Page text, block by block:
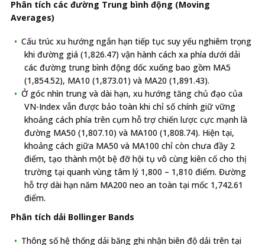
Phân tích các đường Trung bình động (Moving
Averages)
Cấu trúc xu hướng ngắn hạn tiếp tục suy yếu nghiêm trọng
khi đường giá (1,826.47) vận hành cách xa phía dưới dải
các đường trung bình động dốc xuống bao gồm MA5
(1,854.52), MA10 (1,873.01) và MA20 (1,891.43).
Ở góc nhìn trung và dài hạn, xu hướng tăng chủ đạo của
VN-Index vẫn được bảo toàn khi chỉ số chính giữ vững
khoảng cách phía trên cụm hỗ trợ chiến lược cực mạnh là
đường MA50 (1,807.10) và MA100 (1,808.74). Hiện tại,
khoảng cách giữa MA50 và MA100 chỉ còn chưa đầy 2
điểm, tạo thành một bệ đỡ hội tụ vô cùng kiên cố cho thị
trường tại quanh vùng tâm lý 1,800 – 1,810 điểm. Đường
hỗ trợ dài hạn năm MA200 neo an toàn tại mốc 1,742.61
điểm.
Phân tích dải Bollinger Bands
Thông số hệ thống dải băng ghi nhận biên độ dải trên tại